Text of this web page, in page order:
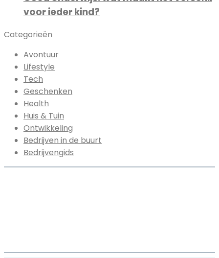
voor ieder kind?
Categorieën
Avontuur
Lifestyle
Tech
Geschenken
Health
Huis & Tuin
Ontwikkeling
Bedrijven in de buurt
Bedrijvengids